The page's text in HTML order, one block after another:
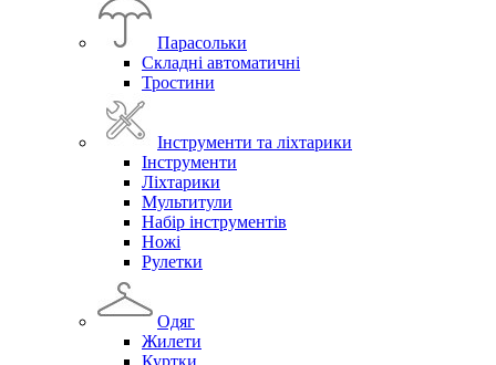
Парасольки
Складні автоматичні
Тростини
Інструменти та ліхтарики
Інструменти
Ліхтарики
Мультитули
Набір інструментів
Ножі
Рулетки
Одяг
Жилети
Куртки